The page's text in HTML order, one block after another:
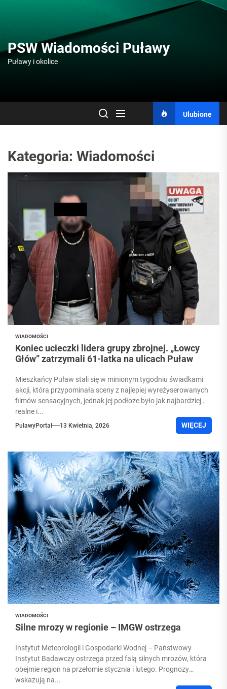
content
PSW Wiadomości Puławy
Puławy i okolice
Ulubione
Kategoria: Wiadomości
WIADOMOŚCI
Koniec ucieczki lidera grupy zbrojnej. „Łowcy
Głów” zatrzymali 61-latka na ulicach Puław
Mieszkańcy Puław stali się w minionym tygodniu świadkami
akcji, która przypominała sceny z najlepiej wyreżyserowanych
filmów sensacyjnych, jednak jej podłoże było jak najbardziej
realne i...
PulawyPortal 13 Kwietnia, 2026 WIĘCEJ
WIADOMOŚCI
Silne mrozy w regionie – IMGW ostrzega
Instytut Meteorologii i Gospodarki Wodnej – Państwowy
Instytut Badawczy ostrzega przed falą silnych mrozów, która
obejmie region na przełomie stycznia i lutego. Prognozy
wskazują na...